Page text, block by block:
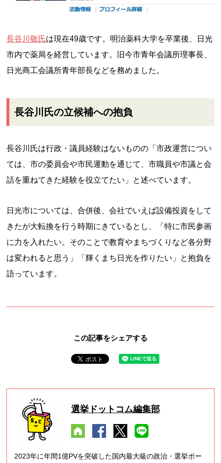
長谷川敬氏は現在49歳です。明治薬科大学を卒業後、日光
市内で薬局を経営しています。旧今市青年会議所理事長、
日光商工会議所青年部長などを務めました。
長谷川氏の立候補への抱負
長谷川氏は行政・議員経験はないものの「市政運営につい
ては、市の委員会や市民運動を通じて、市職員や市議と会
話を重ねてきた経験を役立てたい」と述べています。
日光市については、合併後、会社でいえば設備投資をして
きたが大転換を行う時期にきているとし、「特に市民参画
に力を入れたい。そのことで教育やまちづくりなど各分野
は変われると思う」「輝くまち日光を作りたい」と抱負を
語っています。
この記事をシェアする
選挙ドットコム編集部
2023年に年間1億PVを突破した国内最大級の政治・選挙ポー